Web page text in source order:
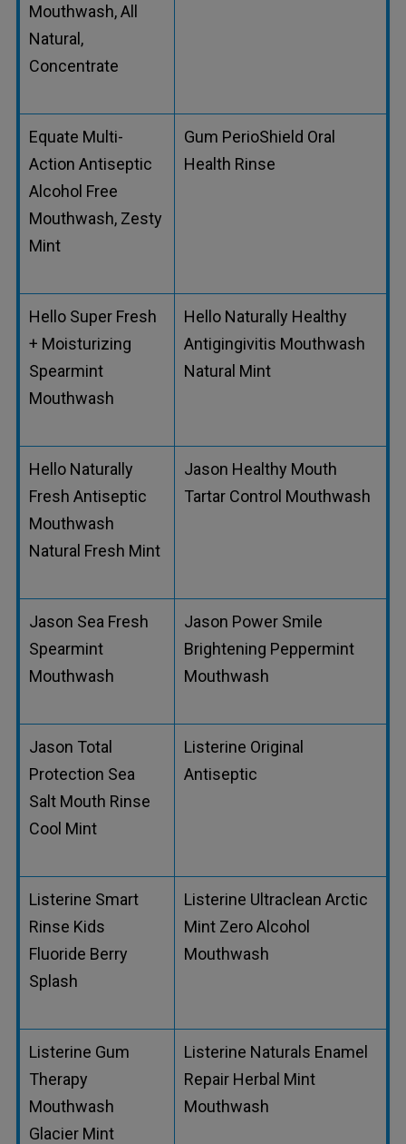
Mouthwash, All
Natural,
Concentrate
Equate Multi-
Action Antiseptic
Alcohol Free
Mouthwash, Zesty
Mint
Gum PerioShield Oral
Health Rinse
Hello Super Fresh
+ Moisturizing
Spearmint
Mouthwash
Hello Naturally Healthy
Antigingivitis Mouthwash
Natural Mint
Hello Naturally
Fresh Antiseptic
Mouthwash
Natural Fresh Mint
Jason Healthy Mouth
Tartar Control Mouthwash
Jason Sea Fresh
Spearmint
Mouthwash
Jason Power Smile
Brightening Peppermint
Mouthwash
Jason Total
Protection Sea
Salt Mouth Rinse
Cool Mint
Listerine Original
Antiseptic
Listerine Smart
Rinse Kids
Fluoride Berry
Splash
Listerine Ultraclean Arctic
Mint Zero Alcohol
Mouthwash
Listerine Gum
Therapy
Mouthwash
Glacier Mint
Listerine Naturals Enamel
Repair Herbal Mint
Mouthwash